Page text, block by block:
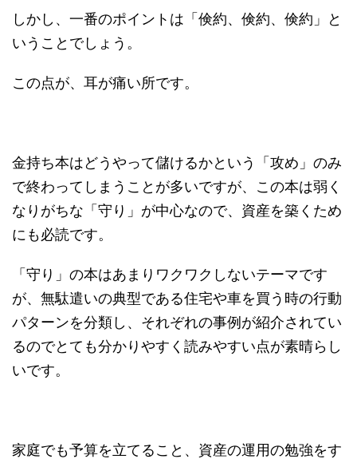
しかし、一番のポイントは「倹約、倹約、倹約」と
いうことでしょう。
この点が、耳が痛い所です。
金持ち本はどうやって儲けるかという「攻め」のみ
で終わってしまうことが多いですが、この本は弱く
なりがちな「守り」が中心なので、資産を築くため
にも必読です。
「守り」の本はあまりワクワクしないテーマです
が、無駄遣いの典型である住宅や車を買う時の行動
パターンを分類し、それぞれの事例が紹介されてい
るのでとても分かりやすく読みやすい点が素晴らし
いです。
家庭でも予算を立てること、資産の運用の勉強をす